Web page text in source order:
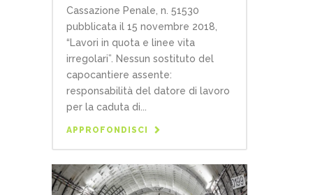
Cassazione Penale, n. 51530
pubblicata il 15 novembre 2018,
“Lavori in quota e linee vita
irregolari”. Nessun sostituto del
capocantiere assente:
responsabilità del datore di lavoro
per la caduta di...
APPROFONDISCI